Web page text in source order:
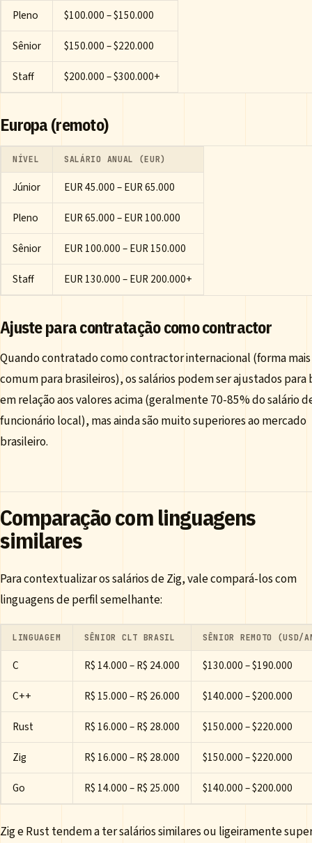
Pleno
$100.000 – $150.000
Sênior
$150.000 – $220.000
Staff
$200.000 – $300.000+
Europa (remoto)
NÍVEL SALÁRIO ANUAL (EUR)
Júnior
EUR 45.000 – EUR 65.000
Pleno
EUR 65.000 – EUR 100.000
Sênior
EUR 100.000 – EUR 150.000
Staff
EUR 130.000 – EUR 200.000+
Ajuste para contratação como contractor
Quando contratado como contractor internacional (forma mais
comum para brasileiros), os salários podem ser ajustados para
em relação aos valores acima (geralmente 70-85% do salário
funcionário local), mas ainda são muito superiores ao mercado
brasileiro.
Comparação com linguagens
similares
Para contextualizar os salários de Zig, vale compará-los com
linguagens de perfil semelhante:
LINGUAGEM SÊNIOR CLT BRASIL SÊNIOR REMOTO (USD/
C R$ 14.000 – R$ 24.000
$130.000 – $190.000
C++
R$ 15.000 – R$ 26.000
$140.000 – $200.000
Rust
R$ 16.000 – R$ 28.000
$150.000 – $220.000
Zig
R$ 16.000 – R$ 28.000
$150.000 – $220.000
Go
R$ 14.000 – R$ 25.000 $140.000 – $200.000
Zig e Rust tendem a ter salários similares ou ligeiramente